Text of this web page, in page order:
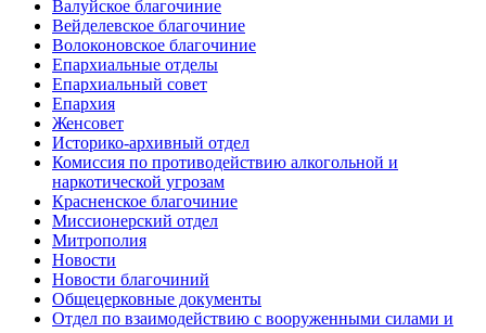
Валуйское благочиние
Вейделевское благочиние
Волоконовское благочиние
Епархиальные отделы
Епархиальный совет
Епархия
Женсовет
Историко-архивный отдел
Комиссия по противодействию алкогольной и
наркотической угрозам
Красненское благочиние
Миссионерский отдел
Митрополия
Новости
Новости благочиний
Общецерковные документы
Отдел по взаимодействию с вооруженными силами и